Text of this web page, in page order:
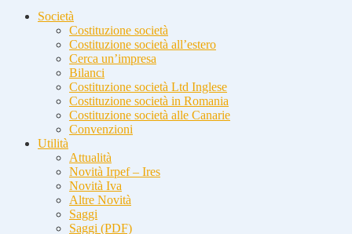
Società
Costituzione società
Costituzione società all’estero
Cerca un’impresa
Bilanci
Costituzione società Ltd Inglese
Costituzione società in Romania
Costituzione società alle Canarie
Convenzioni
Utilità
Attualità
Novità Irpef – Ires
Novità Iva
Altre Novità
Saggi
Saggi (PDF)